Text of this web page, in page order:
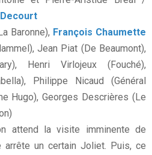
Baronne), François Chaumette
Jean Piat (De Beaumont),
Henri Virlojeux (Fouché),
Philippe Nicaud (Général
Hugo), Georges Descrières (Le
attend la visite imminente de
arrête un certain Joliet. Puis, ce